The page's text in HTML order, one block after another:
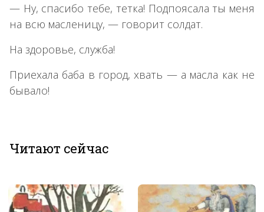
— Ну, спасибо тебе, тетка! Подпоясала ты меня
на всю масленицу, — говорит солдат.
На здоровье, служба!
Приехала баба в город, хвать — а масла как не
бывало!
Читают сейчас